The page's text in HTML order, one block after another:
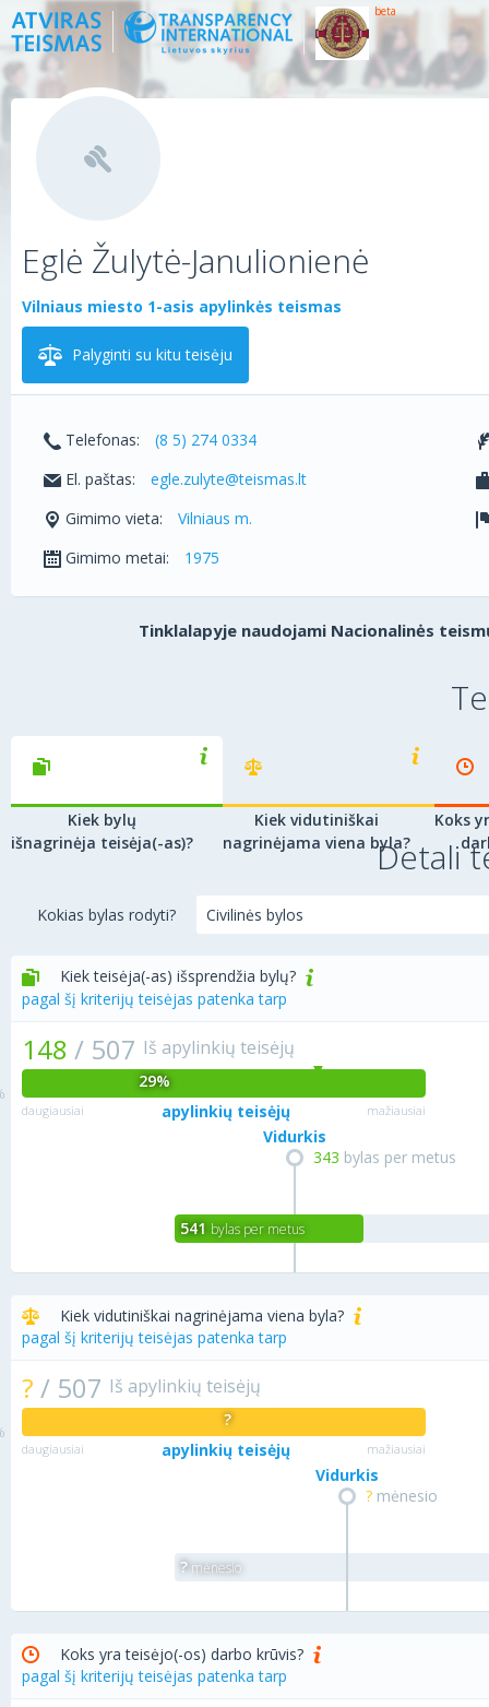
beta
Eglė Žulytė-Janulionienė
Vilniaus miesto 1-asis apylinkės teismas
Palyginti su kitu teisėju
Telefonas:
(8 5) 274 0334
El. paštas:
egle.zulyte@teismas.lt
Gimimo vieta:
Vilniaus m.
Gimimo metai:
1975
Tinklalapyje naudojami Nacionalinės
Kiek bylų
išnagrinėja teisėja(-as)?
Kiek vidutiniškai
nagrinėjama viena byla?
Koks
Detali
Kokias bylas rodyti?
Kiek teisėja(-as) išsprendžia bylų?
pagal šį kriterijų teisėjas patenka tarp
148 / 507 Iš apylinkių teisėjų
29%
daugiausiai apylinkių teisėjų mažiausiai
343 bylas per metus
Vidurkis
541 bylas per metus
Kiek vidutiniškai nagrinėjama viena byla?
pagal šį kriterijų teisėjas patenka tarp
? / 507 Iš apylinkių teisėjų
?
daugiausiai apylinkių teisėjų mažiausiai
? mėnesio
Vidurkis
? mėnesio
Koks yra teisėjo(-os) darbo krūvis?
pagal šį kriterijų teisėjas patenka tarp